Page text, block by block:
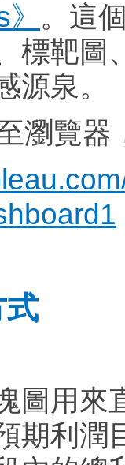
。這
標靶
源泉。
瀏覽器
式
圖用來
期利潤